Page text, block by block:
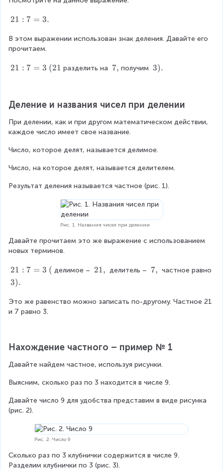
2
:
7
3
21 : 7 = 3.
В этом выражении использован знак деления. Давайте его
прочитаем.
2
=
3
\
(
2
21 : 7 = 3 (21 разделить на 7
7, получим 3
3).
Деление и названия чисел при делении
При делении, как и при другом математическом действии,
каждое число имеет свое название.
Число, которое делят, называется делимое.
Число, на которое делят, называется делителем.
Результат деления называется частное (рис. 1).
Рис. 1. Названия чисел при делении
Давайте прочитаем это же выражение с использованием
новых терминов.
2
1
7
=
21 : 7 = 3 ( делимое – 2
21, делитель – 7
7, частное равно
3
.
3).
Это же равенство можно записать по-другому. Частное 21
и 7 равно 3.
Нахождение частного – пример № 1
Давайте найдем частное, используя рисунки.
Выясним, сколько раз по 3 находится в числе 9.
Давайте число 9 для удобства представим в виде рисунка
(рис. 2).
Рис. 2. Число 9
Сколько раз по 3 клубнички содержится в числе 9.
Разделим клубнички по 3 (рис. 3).